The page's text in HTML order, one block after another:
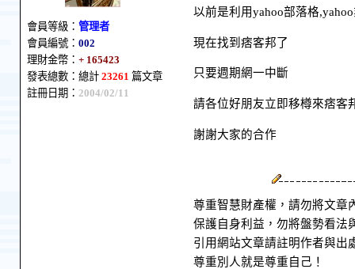
會員等級： 管理者
會員編號： 002
理財金幣： + 165423
發表總數：總計 23261 篇文章
註冊日期： 2004/02/11
以前是利用yahoo部落格
現在找到痞客邦了
只要週期網一中斷
請各位好朋友立即移樽來痞客
謝謝大家的合作
尊重智慧財產權，請勿將文章
保護自身利益，勿將盤勢看法
引用網站文章請註明作者與出
尊重別人就是尊重自己！